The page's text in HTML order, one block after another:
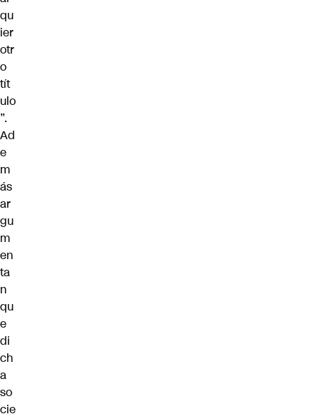
qu
ier
otr
o
tít
ulo
”.
Ad
e
m
ás
ar
gu
m
en
ta
n
qu
e
di
ch
a
so
cie